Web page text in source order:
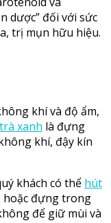
dược” đối với sức
trị mụn hữu hiệu.
khí và độ ẩm,
xanh là đựng
khí, đậy kín
khách có thể hút
hoặc đựng trong
để giữ mùi và